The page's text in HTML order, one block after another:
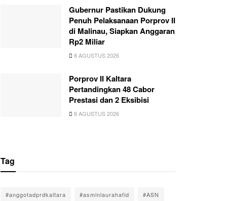
Gubernur Pastikan Dukung
Penuh Pelaksanaan Porprov II
di Malinau, Siapkan Anggaran
Rp2 Miliar
8 AGUSTUS 2026
Porprov II Kaltara
Pertandingkan 48 Cabor
Prestasi dan 2 Eksibisi
8 AGUSTUS 2026
Tag
#anggotadprdkaltara #asminlaurahafid #ASN